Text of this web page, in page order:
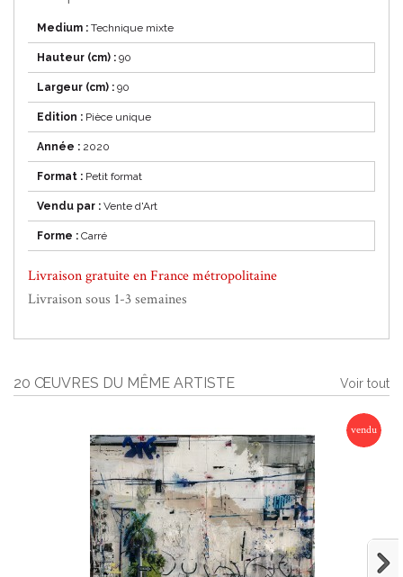
Medium : Technique mixte
Hauteur (cm) : 90
Largeur (cm) : 90
Edition : Pièce unique
Année : 2020
Format : Petit format
Vendu par : Vente d'Art
Forme : Carré
Livraison gratuite en France métropolitaine
Livraison sous 1-3 semaines
Voir tout
20 ŒUVRES DU MÊME ARTISTE
vendu